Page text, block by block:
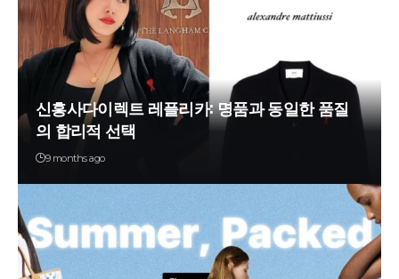
신흥사다이렉트 레플리카: 명품과 동일한 품질
의 합리적 선택
9 months ago